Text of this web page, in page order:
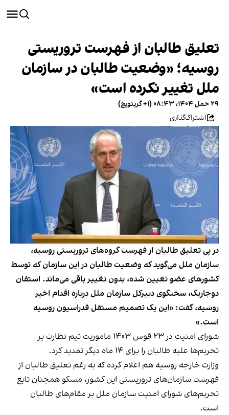
تعلیق طالبان از فهرست تروریستی
روسیه؛ «وضعیت طالبان در سازمان
ملل تغییر نکرده است»
۲۹ حمل ۱۴۰۴، ۰۸:۴۳ (‎+۱ گرینویچ)
اشتراک‌گذاری
در پی تعلیق طالبان از فهرست گروه‌های تروریستی روسیه،
سازمان ملل می‌گوید که وضعیت طالبان در این سازمان که توسط
کشورهای عضو تعیین شده، بدون تغییر باقی می‌ماند. استفان
دوجاریک، سخنگوی دبیرکل سازمان ملل درباره اقدام اخیر
روسیه، گفت: «این یک تصمیم مستقل فدراسیون روسیه
است.»
شورای امنیت در ۲۳ قوس ۱۴۰۳ ماموریت تیم نظارت بر
تحریم‌ها علیه طالبان را برای ۱۴ ماه دیگر تمدید کرد.
وزارت خارجه روسیه هم اعلام کرده که به رغم تعلیق طالبان از
فهرست سازمان‌های تروریستی این کشور، مسکو همچنان تابع
تحریم‌های شورای امنیت سازمان ملل بر مقام‌های طالبان
است.